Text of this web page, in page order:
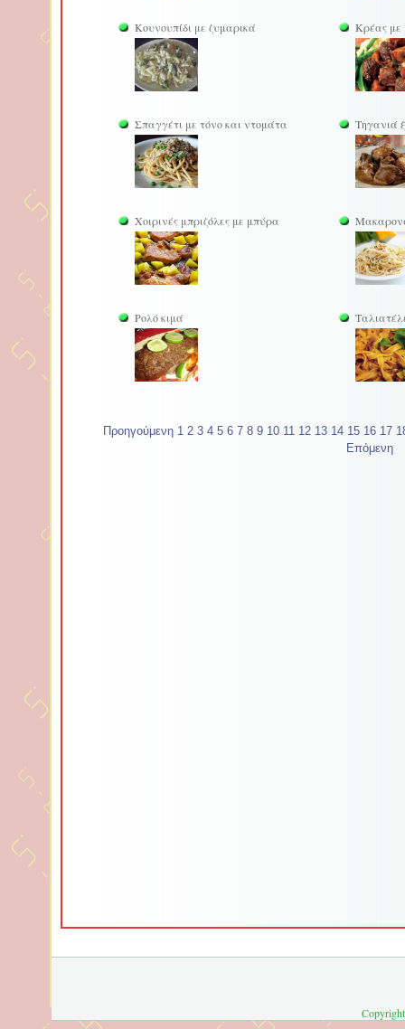
Κουνουπίδι με ζυμαρικά Κρέας με
Σπαγγέτι με τόνο και ντομάτα Τηγανιά
Χοιρινές μπριζόλες με μπύρα
Ρολό κιμά
Προηγούμενη 1 2 3 4 5 6 7 8 9 10 11 12 13 14 15 16 17
Επόμενη